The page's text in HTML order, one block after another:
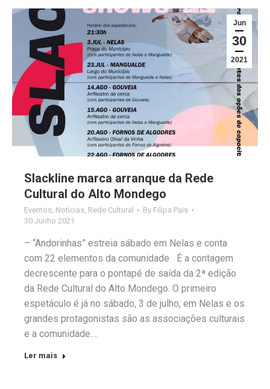
Jun
30
2021
Slackline marca arranque da Rede
Cultural do Alto Mondego
Eventos Notícias Rede Cultural By Filipa Pais
30 Junho 2021
– “Andorinhas” estreia sábado em Nelas e conta
com 22 elementos da comunidade É a contagem
decrescente para o pontapé de saída da 2ª edição
da Rede Cultural do Alto Mondego. O primeiro
espetáculo é já no sábado, 3 de julho, em Nelas e os
grandes protagonistas são as associações culturais
e a comunidade.…
Ler mais